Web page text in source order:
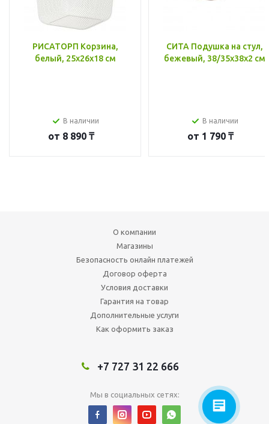
РИСАТОРП Корзина,
белый, 25x26x18 см
В наличии
от 8 890 ₸
СИТА Подушка на стул,
бежевый, 38/35x38x2 см
В наличии
от 1 790 ₸
О компании
Магазины
Безопасность онлайн платежей
Договор оферта
Условия доставки
Гарантия на товар
Дополнительные услуги
Как оформить заказ
+7 727 31 22 666
Мы в социальных сетях: